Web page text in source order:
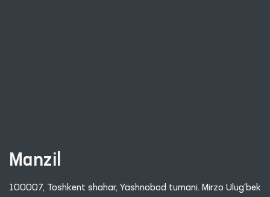
Manzil
100007, Toshkent shahar, Yashnobod tumani. Mirzo Ulug‘bek